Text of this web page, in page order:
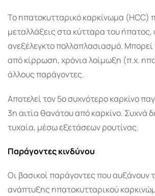
Το ηπατοκυτταρικό καρκίνωμα (HCC)
μεταλλάξεις στα κύτταρα του
ανεξέλεγκτο πολλαπλασιασμό.
από κίρρωση, χρόνια λοίμωξη (π.χ.
άλλους παράγοντες.
Αποτελεί τον 5ο συχνότερο καρκίνο
3η αιτία θανάτου από καρκίνο. Συχνά
τυχαία, μέσω εξετάσεων ρουτίνας.
Παράγοντες κινδύνου
Οι βασικοί παράγοντες που αυξάνουν
ανάπτυξης ηπατοκυτταρικού